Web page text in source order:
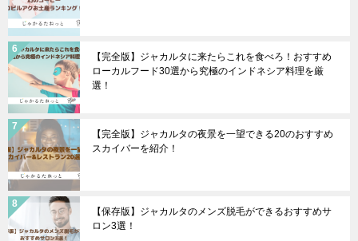
【完全版】ジャカルタに来たらこれを食べろ！おすすめ
ローカルフード30選から究極のインドネシア料理を厳
選！
【完全版】ジャカルタの夜景を一望できる20のおすすめ
スカイバーを紹介！
【保存版】ジャカルタのメンズ脱毛ができるおすすめサ
ロン3選！